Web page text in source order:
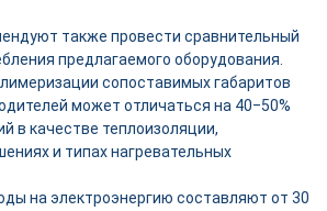
также провести сравнительный
предлагаемого оборудования.
сопоставимых габаритов
может отличаться на 40‒50%
в качестве теплоизоляции,
и типах нагревательных
на электроэнергию составляют от 30